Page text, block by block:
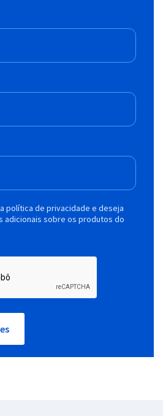
política de privacidade e deseja
adicionais sobre os produtos do